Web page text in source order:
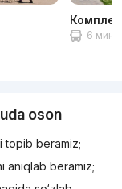
6 мин
oson
topib beramiz;
aniqlab beramiz;